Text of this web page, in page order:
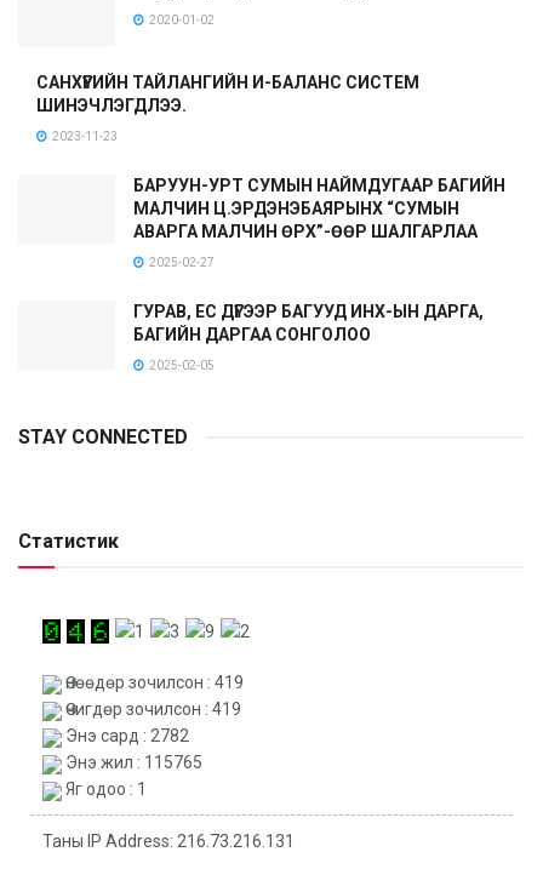
2020-01-02
САНХҮҮГИЙН ТАЙЛАНГИЙН И-БАЛАНС СИСТЕМ
ШИНЭЧЛЭГДЛЭЭ.
2023-11-23
БАРУУН-УРТ СУМЫН НАЙМДУГААР БАГИЙН
МАЛЧИН Ц.ЭРДЭНЭБАЯРЫНХ “СУМЫН
АВАРГА МАЛЧИН ӨРХ”-ӨӨР ШАЛГАРЛАА
2025-02-27
ГУРАВ, ЕС ДҮГЭЭР БАГУУД ИНХ-ЫН ДАРГА,
БАГИЙН ДАРГАА СОНГОЛОО
2025-02-05
STAY CONNECTED
Статистик
Өнөөдөр зочилсон : 419
Өчигдөр зочилсон : 419
Энэ сард : 2782
Энэ жил : 115765
Яг одоо : 1
Таны IP Address: 216.73.216.131